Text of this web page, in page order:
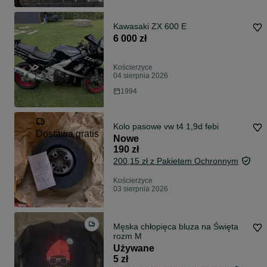
Kawasaki ZX 600 E
6 000 zł
Kościerzyce
04 sierpnia 2026
1994
Dostawa gratis
Kolo pasowe vw t4 1,9d febi
Nowe
190 zł
200,15 zł z Pakietem Ochronnym
Kościerzyce
03 sierpnia 2026
Męska chłopięca bluza na Święta
rozm M
Używane
5 zł